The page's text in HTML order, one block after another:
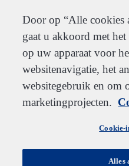
Go to home
Jump to navigation
Jump to content
Klantenservice Inschrijven Werken bij
Au
str
ali
Australia
Au
azi
Canada
Door op “Alle cookies
gaat u akkoord met
op uw apparaat voor
websitenavigatie, het
websitegebruik en om
marketingprojecten.
Cookie-
Alles